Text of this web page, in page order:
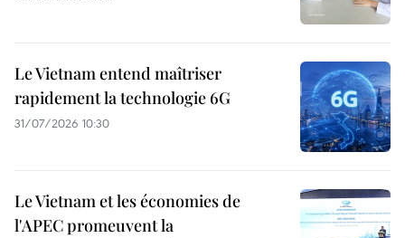
Le Vietnam entend maîtriser
rapidement la technologie 6G
31/07/2026 10:30
Le Vietnam et les économies de
l'APEC promeuvent la